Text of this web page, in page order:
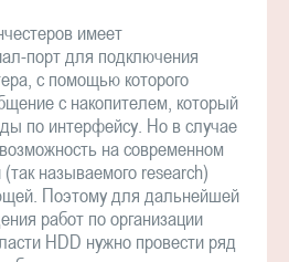
имеет
порт для подключения
с помощью которого
с накопителем, который
по интерфейсу. Но в случае
на современном
называемого research)
Поэтому для дальнейшей
работ по организации
HDD нужно провести ряд